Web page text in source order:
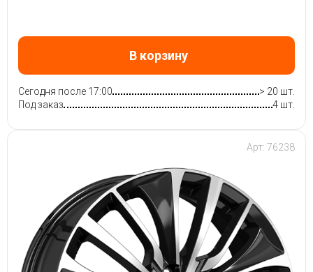
В корзину
Сегодня после 17:00
> 20 шт.
Под заказ
4 шт.
Арт: 76238